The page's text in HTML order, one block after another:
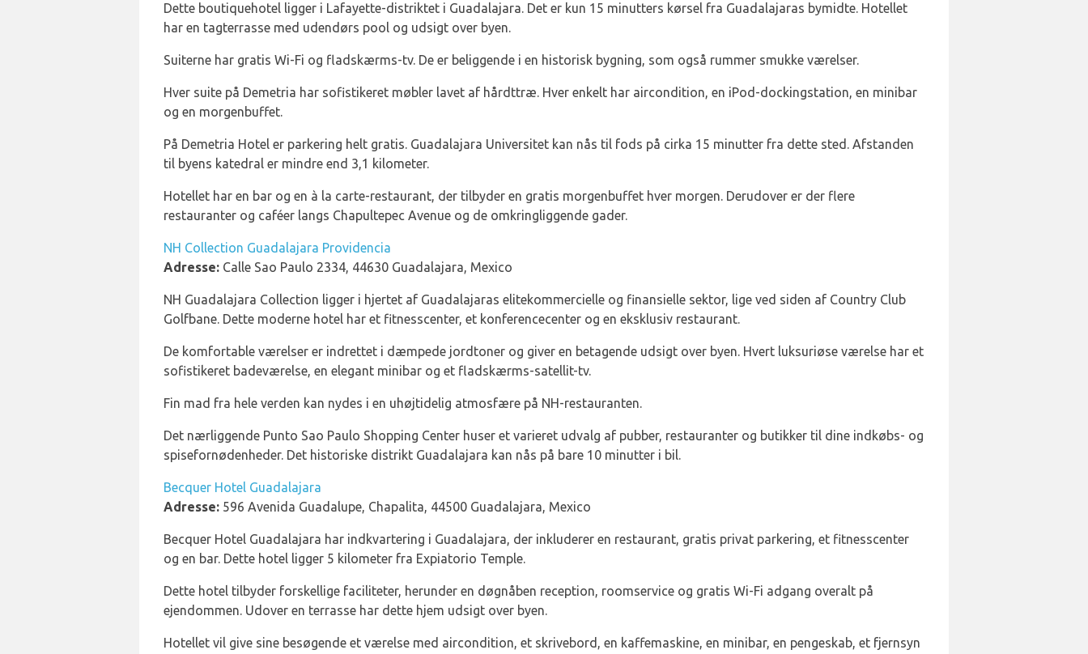
Dette boutiquehotel ligger i Lafayette-distriktet i Guadalajara. Det er kun 15 minutters kørsel fra Guadalajaras bymidte. Hotellet
har en tagterrasse med udendørs pool og udsigt over byen.
Suiterne har gratis Wi-Fi og fladskærms-tv. De er beliggende i en historisk bygning, som også rummer smukke værelser.
Hver suite på Demetria har sofistikeret møbler lavet af hårdttræ. Hver enkelt har aircondition, en iPod-dockingstation, en minibar
og en morgenbuffet.
På Demetria Hotel er parkering helt gratis. Guadalajara Universitet kan nås til fods på cirka 15 minutter fra dette sted. Afstanden
til byens katedral er mindre end 3,1 kilometer.
Hotellet har en bar og en à la carte-restaurant, der tilbyder en gratis morgenbuffet hver morgen. Derudover er der flere
restauranter og caféer langs Chapultepec Avenue og de omkringliggende gader.
NH Collection Guadalajara Providencia
Adresse: Calle Sao Paulo 2334, 44630 Guadalajara, Mexico
NH Guadalajara Collection ligger i hjertet af Guadalajaras elitekommercielle og finansielle sektor, lige ved siden af Country Club
Golfbane. Dette moderne hotel har et fitnesscenter, et konferencecenter og en eksklusiv restaurant.
De komfortable værelser er indrettet i dæmpede jordtoner og giver en betagende udsigt over byen. Hvert luksuriøse værelse har et
sofistikeret badeværelse, en elegant minibar og et fladskærms-satellit-tv.
Fin mad fra hele verden kan nydes i en uhøjtidelig atmosfære på NH-restauranten.
Det nærliggende Punto Sao Paulo Shopping Center huser et varieret udvalg af pubber, restauranter og butikker til dine indkøbs- og
spisefornødenheder. Det historiske distrikt Guadalajara kan nås på bare 10 minutter i bil.
Becquer Hotel Guadalajara
Adresse: 596 Avenida Guadalupe, Chapalita, 44500 Guadalajara, Mexico
Becquer Hotel Guadalajara har indkvartering i Guadalajara, der inkluderer en restaurant, gratis privat parkering, et fitnesscenter
og en bar. Dette hotel ligger 5 kilometer fra Expiatorio Temple.
Dette hotel tilbyder forskellige faciliteter, herunder en døgnåben reception, roomservice og gratis Wi-Fi adgang overalt på
ejendommen. Udover en terrasse har dette hjem udsigt over byen.
Hotellet vil give sine besøgende et værelse med aircondition, et skrivebord, en kaffemaskine, en minibar, en pengeskab, et fjernsyn